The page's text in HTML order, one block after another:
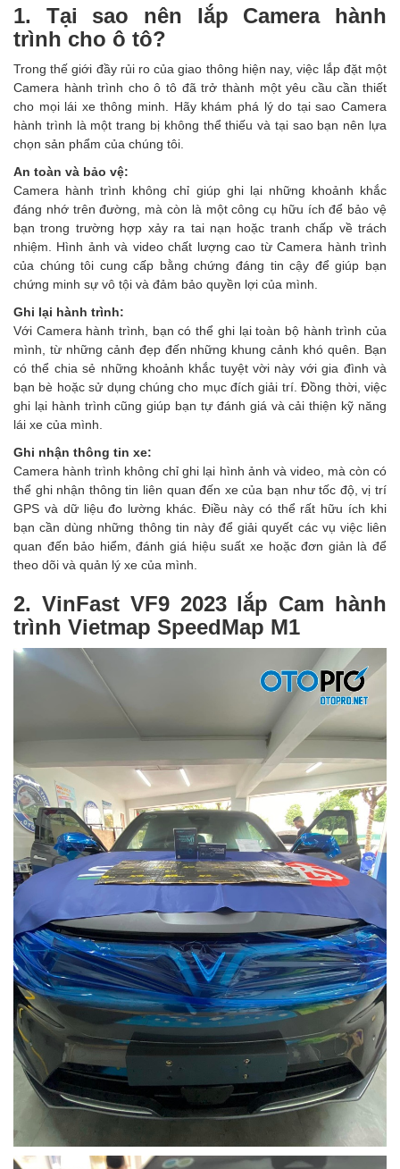
1. Tại sao nên lắp Camera hành
trình cho ô tô?
Trong thế giới đầy rủi ro của giao thông hiện nay, việc lắp đặt một
Camera hành trình cho ô tô đã trở thành một yêu cầu cần thiết
cho mọi lái xe thông minh. Hãy khám phá lý do tại sao Camera
hành trình là một trang bị không thể thiếu và tại sao bạn nên lựa
chọn sản phẩm của chúng tôi.
An toàn và bảo vệ:
Camera hành trình không chỉ giúp ghi lại những khoảnh khắc
đáng nhớ trên đường, mà còn là một công cụ hữu ích để bảo vệ
bạn trong trường hợp xảy ra tai nạn hoặc tranh chấp về trách
nhiệm. Hình ảnh và video chất lượng cao từ Camera hành trình
của chúng tôi cung cấp bằng chứng đáng tin cậy để giúp bạn
chứng minh sự vô tội và đảm bảo quyền lợi của mình.
Ghi lại hành trình:
Với Camera hành trình, bạn có thể ghi lại toàn bộ hành trình của
mình, từ những cảnh đẹp đến những khung cảnh khó quên. Bạn
có thể chia sẻ những khoảnh khắc tuyệt vời này với gia đình và
bạn bè hoặc sử dụng chúng cho mục đích giải trí. Đồng thời, việc
ghi lại hành trình cũng giúp bạn tự đánh giá và cải thiện kỹ năng
lái xe của mình.
Ghi nhận thông tin xe:
Camera hành trình không chỉ ghi lại hình ảnh và video, mà còn có
thể ghi nhận thông tin liên quan đến xe của bạn như tốc độ, vị trí
GPS và dữ liệu đo lường khác. Điều này có thể rất hữu ích khi
bạn cần dùng những thông tin này để giải quyết các vụ việc liên
quan đến bảo hiểm, đánh giá hiệu suất xe hoặc đơn giản là để
theo dõi và quản lý xe của mình.
2. VinFast VF9 2023 lắp Cam hành
trình Vietmap SpeedMap M1